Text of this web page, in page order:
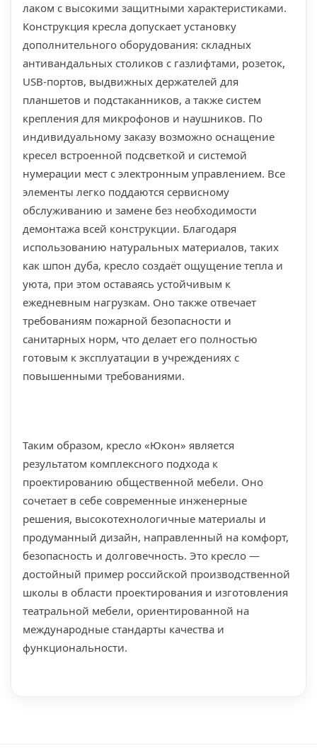
лаком с высокими защитными характеристиками.
Конструкция кресла допускает установку
дополнительного оборудования: складных
антивандальных столиков с газлифтами, розеток,
USB-портов, выдвижных держателей для
планшетов и подстаканников, а также систем
крепления для микрофонов и наушников. По
индивидуальному заказу возможно оснащение
кресел встроенной подсветкой и системой
нумерации мест с электронным управлением. Все
элементы легко поддаются сервисному
обслуживанию и замене без необходимости
демонтажа всей конструкции. Благодаря
использованию натуральных материалов, таких
как шпон дуба, кресло создаёт ощущение тепла и
уюта, при этом оставаясь устойчивым к
ежедневным нагрузкам. Оно также отвечает
требованиям пожарной безопасности и
санитарных норм, что делает его полностью
готовым к эксплуатации в учреждениях с
повышенными требованиями.
Таким образом, кресло «Юкон» является
результатом комплексного подхода к
проектированию общественной мебели. Оно
сочетает в себе современные инженерные
решения, высокотехнологичные материалы и
продуманный дизайн, направленный на комфорт,
безопасность и долговечность. Это кресло —
достойный пример российской производственной
школы в области проектирования и изготовления
театральной мебели, ориентированной на
международные стандарты качества и
функциональности.